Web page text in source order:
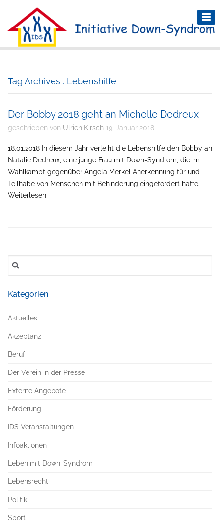
Tag Archives : Lebenshilfe
Der Bobby 2018 geht an Michelle Dedreux
geschrieben von Ulrich Kirsch 19. Januar 2018
18.01.2018 In diesem Jahr verleiht die Lebenshilfe den Bobby an
Natalie Dedreux, eine junge Frau mit Down-Syndrom, die im
Wahlkampf gegenüber Angela Merkel Anerkennung für und
Teilhabe von Menschen mit Behinderung eingefordert hatte.
Weiterlesen
nach:
Kategorien
Aktuelles
Akzeptanz
Beruf
Der Verein in der Presse
Externe Angebote
Förderung
IDS Veranstaltungen
Infoaktionen
Leben mit Down-Syndrom
Lebensrecht
Politik
Sport